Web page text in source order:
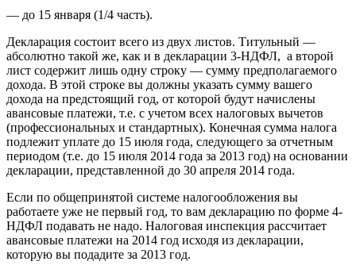
— до 15 января (1/4 часть).
Декларация состоит всего из двух листов. Титульный —
абсолютно такой же, как и в декларации 3-НДФЛ, а второй
лист содержит лишь одну строку — сумму предполагаемого
дохода. В этой строке вы должны указать сумму вашего
дохода на предстоящий год, от которой будут начислены
авансовые платежи, т.е. с учетом всех налоговых вычетов
(профессиональных и стандартных). Конечная сумма налога
подлежит уплате до 15 июля года, следующего за отчетным
периодом (т.е. до 15 июля 2014 года за 2013 год) на основании
декларации, представленной до 30 апреля 2014 года.
Если по общепринятой системе налогообложения вы
работаете уже не первый год, то вам декларацию по форме 4-
НДФЛ подавать не надо. Налоговая инспекция рассчитает
авансовые платежи на 2014 год исходя из декларации,
которую вы подадите за 2013 год.